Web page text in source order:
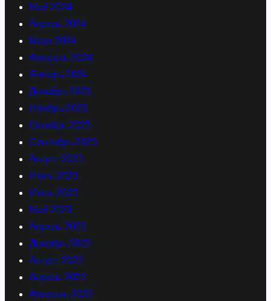
Май 2024
Апрель 2024
Март 2024
Февраль 2024
Январь 2024
Декабрь 2023
Ноябрь 2023
Октябрь 2023
Сентябрь 2023
Август 2023
Июль 2023
Июнь 2023
Май 2023
Апрель 2023
Декабрь 2022
Август 2022
Апрель 2022
Февраль 2022